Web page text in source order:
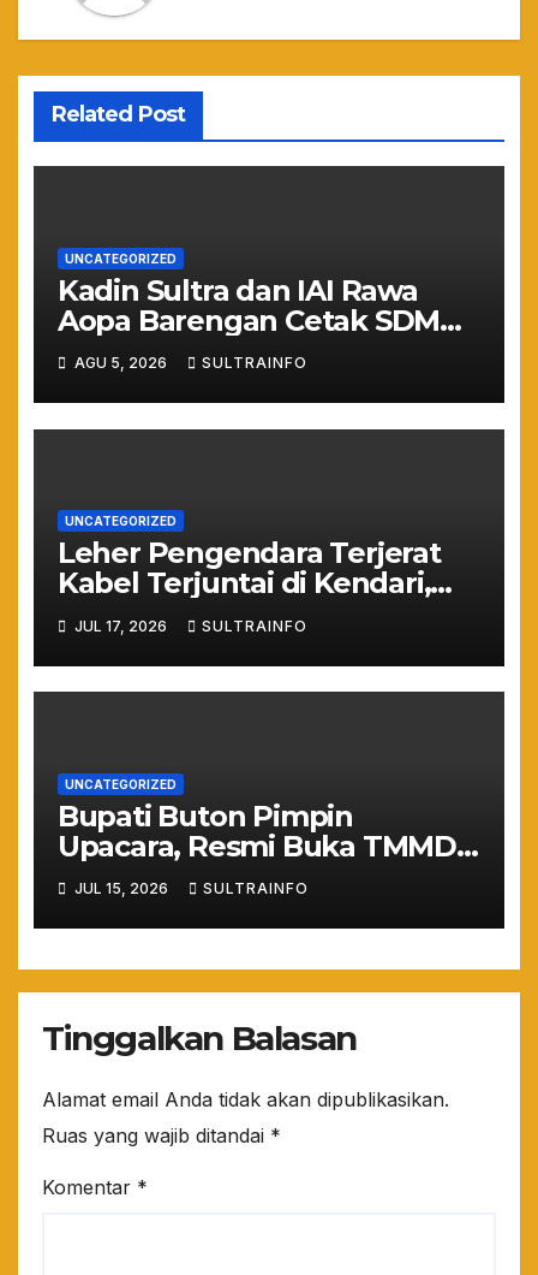
Related Post
UNCATEGORIZED
Kadin Sultra dan IAI Rawa
Aopa Barengan Cetak SDM
Siap Kerja dan Wirausaha
Muda
AGU 5, 2026 SULTRAINFO
UNCATEGORIZED
Leher Pengendara Terjerat
Kabel Terjuntai di Kendari,
Nyawa Warga Nyaris
Melayang Akibat Kelalaian
Provider
JUL 17, 2026 SULTRAINFO
UNCATEGORIZED
Bupati Buton Pimpin
Upacara, Resmi Buka TMMD
ke-129 TA 2026
JUL 15, 2026 SULTRAINFO
Tinggalkan Balasan
Alamat email Anda tidak akan dipublikasikan.
Ruas yang wajib ditandai *
Komentar *